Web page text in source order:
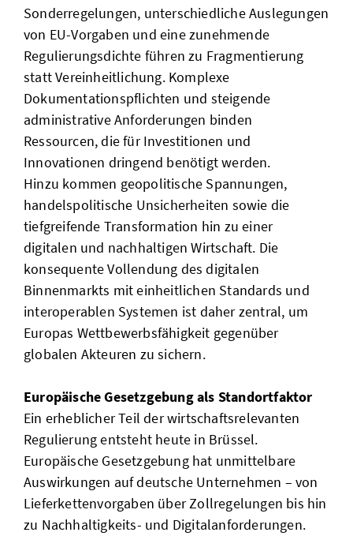
Sonderregelungen, unterschiedliche Auslegungen
von EU-Vorgaben und eine zunehmende
Regulierungsdichte führen zu Fragmentierung
statt Vereinheitlichung. Komplexe
Dokumentationspflichten und steigende
administrative Anforderungen binden
Ressourcen, die für Investitionen und
Innovationen dringend benötigt werden.
Hinzu kommen geopolitische Spannungen,
handelspolitische Unsicherheiten sowie die
tiefgreifende Transformation hin zu einer
digitalen und nachhaltigen Wirtschaft. Die
konsequente Vollendung des digitalen
Binnenmarkts mit einheitlichen Standards und
interoperablen Systemen ist daher zentral, um
Europas Wettbewerbsfähigkeit gegenüber
globalen Akteuren zu sichern.
Europäische Gesetzgebung als Standortfaktor
Ein erheblicher Teil der wirtschaftsrelevanten
Regulierung entsteht heute in Brüssel.
Europäische Gesetzgebung hat unmittelbare
Auswirkungen auf deutsche Unternehmen – von
Lieferkettenvorgaben über Zollregelungen bis hin
zu Nachhaltigkeits- und Digitalanforderungen.